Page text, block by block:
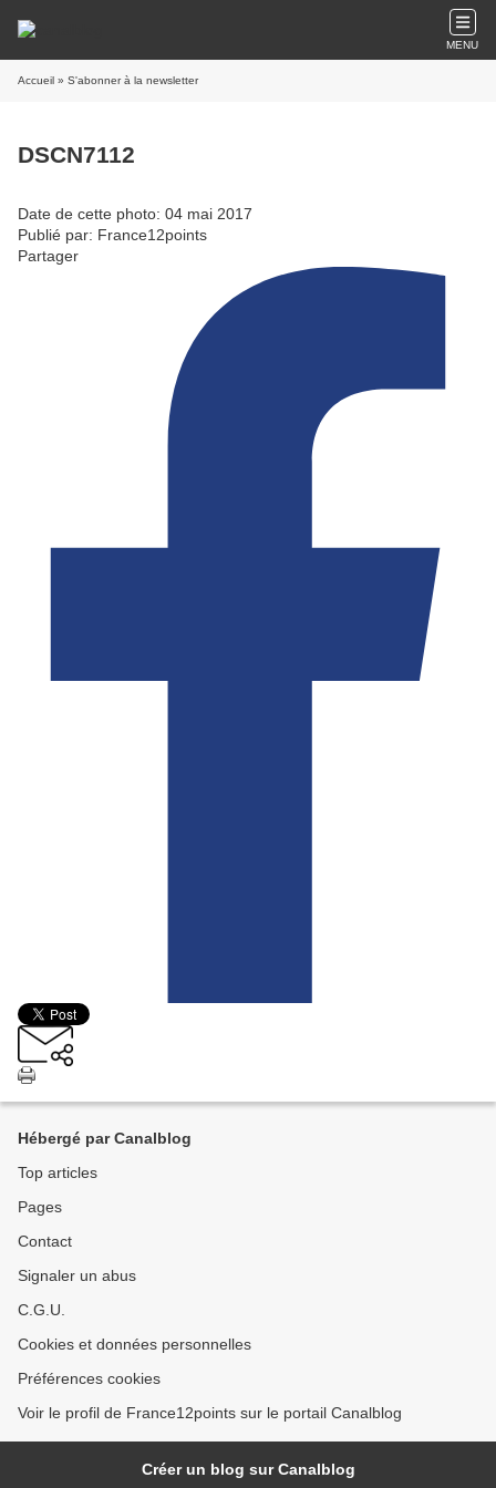
MENU
Accueil » S'abonner à la newsletter
DSCN7112
Date de cette photo: 04 mai 2017
Publié par: France12points
Partager
Hébergé par Canalblog
Top articles
Pages
Contact
Signaler un abus
C.G.U.
Cookies et données personnelles
Préférences cookies
Voir le profil de France12points sur le portail Canalblog
Créer un blog sur Canalblog